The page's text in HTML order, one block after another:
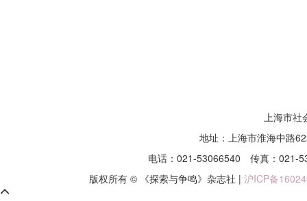
上海市社
地址：上海市淮海中路
电话：021-53066540 传真：
版权所有 © 《探索与争鸣》杂志社 | 沪ICP备